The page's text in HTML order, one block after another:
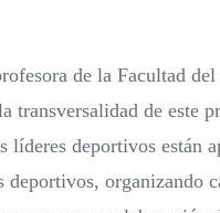
de la Facultad
transversalidad de este
líderes deportivos están
deportivos, organizando